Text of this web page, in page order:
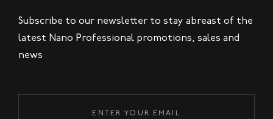
Subscribe to our newsletter to stay abreast of the
latest Nano Professional promotions, sales and
news